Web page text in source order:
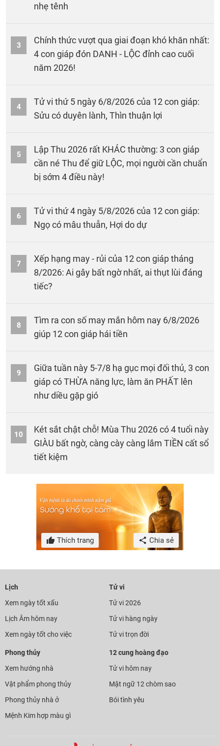
nhẹ tênh
3
Chính thức vượt qua giai đoạn khó khăn nhất:
4 con giáp đón DANH - LỘC đỉnh cao cuối
năm 2026!
4
Tử vi thứ 5 ngày 6/8/2026 của 12 con giáp:
Sửu có duyên lành, Thìn thuận lợi
5
Lập Thu 2026 rất KHÁC thường: 3 con giáp
cần né Thu để giữ LỘC, mọi người cần chuẩn
bị sớm 4 điều này!
6
Tử vi thứ 4 ngày 5/8/2026 của 12 con giáp:
Ngọ có mâu thuẫn, Hợi do dự
7
Xếp hạng may - rủi của 12 con giáp tháng
8/2026: Ai gây bất ngờ nhất, ai thụt lùi đáng
tiếc?
8
Tìm ra con số may mắn hôm nay 6/8/2026
giúp 12 con giáp hái tiền
9
Giữa tuần này 5-7/8 hạ gục mọi đối thủ, 3 con
giáp có THỪA năng lực, làm ăn PHẤT lên
như diều gặp gió
10
Két sắt chật chỗ! Mùa Thu 2026 có 4 tuổi này
GIÀU bất ngờ, càng cày càng lắm TIỀN cất sổ
tiết kiệm
Thích trang Chia sẻ
Lịch
Xem ngày tốt xấu
Lịch Âm hôm nay
Xem ngày tốt cho việc
Tử vi
Tử vi 2026
Tử vi hàng ngày
Tử vi trọn đời
Phong thủy
Xem hướng nhà
Vật phẩm phong thủy
Phong thủy nhà ở
Mệnh Kim hợp màu gì
12 cung hoàng đạo
Tử vi hôm nay
Mật ngữ 12 chòm sao
Bói tình yêu